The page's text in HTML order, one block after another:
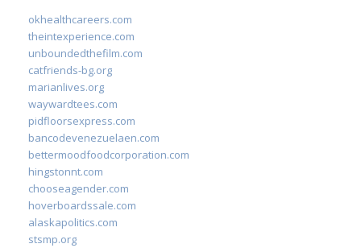
okhealthcareers.com
theintexperience.com
unboundedthefilm.com
catfriends-bg.org
marianlives.org
waywardtees.com
pidfloorsexpress.com
bancodevenezuelaen.com
bettermoodfoodcorporation.com
hingstonnt.com
chooseagender.com
hoverboardssale.com
alaskapolitics.com
stsmp.org